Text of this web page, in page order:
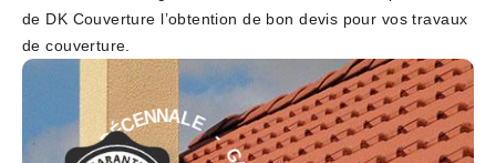
de DK Couverture l’obtention de bon devis pour vos travaux
de couverture.
C
E
NNALE - GA
R
A